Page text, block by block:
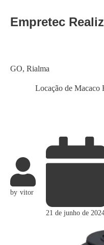
Empretec
Locação de Macaco
Category
GO, Rialma
by vitor
21 de junho de